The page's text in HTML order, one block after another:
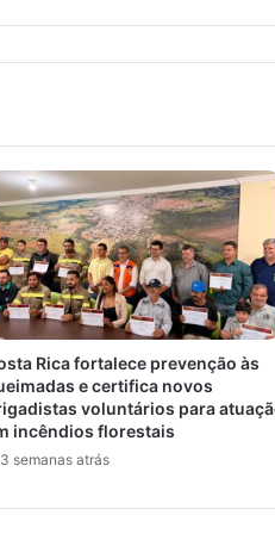
Rica fortalece prevenção às
e certifica novos
voluntários para
incêndios florestais
3 semanas atrás